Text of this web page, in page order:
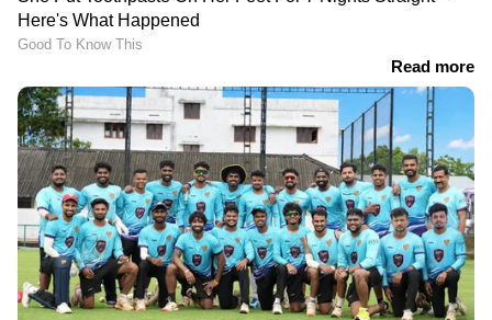
കൽപ്പേനി നീണ്ടകരയിൽ | Kollam |
Indian Navy